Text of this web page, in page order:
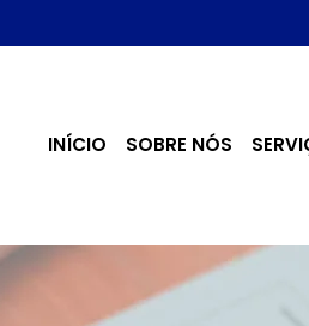
INÍCIO SOBRE NÓS